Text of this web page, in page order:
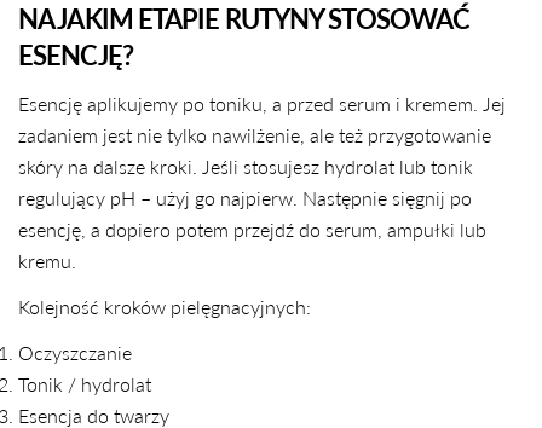
NA JAKIM ETAPIE RUTYNY STOSOWAĆ
ESENCJĘ?
Esencję aplikujemy po toniku, a przed serum i kremem. Jej
zadaniem jest nie tylko nawilżenie, ale też przygotowanie
skóry na dalsze kroki. Jeśli stosujesz hydrolat lub tonik
regulujący pH – użyj go najpierw. Następnie sięgnij po
esencję, a dopiero potem przejdź do serum, ampułki lub
kremu.
Kolejność kroków pielęgnacyjnych:
Oczyszczanie
Tonik / hydrolat
Esencja do twarzy